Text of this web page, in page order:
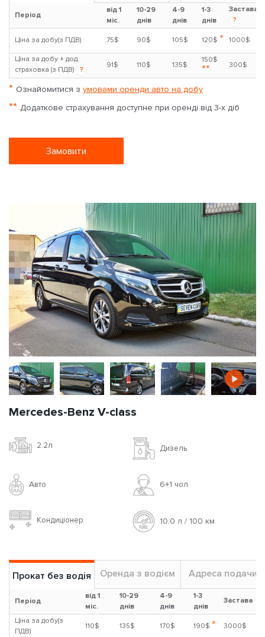
Період
від 1
міс.
10-29
днів
4-9
днів
1-3
днів
Застава
?
Ціна за добу(з ПДВ) 75$ 90$ 105$ 120$ * 1000$
Ціна за добу + дод.
страховка (з ПДВ)
?
91$ 110$ 135$
150$
** 300$
* Ознайомитися з умовами оренди авто на добу
** Додаткове страхування доступне при оренді від 3-х діб
Замовити
Mercedes-Benz V-class
2.2л Дизель
Авто 6+1 чoл
Кондиціонер 10.0 л / 100 км
Прокат без водія Оренда з водієм Адреса подачи
Період
від 1
міс.
10-29
днів
4-9
днів
1-3
днів
Застава
Ціна за добу(з
ПДВ)
110$ 135$ 170$ 190$ * 3000$